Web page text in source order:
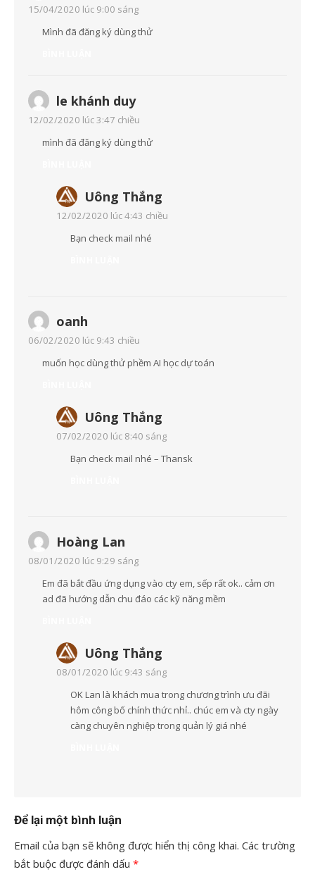
15/04/2020 lúc 9:00 sáng
Mình đã đăng ký dùng thử
le khánh duy
12/02/2020 lúc 3:47 chiều
mình đã đăng ký dùng thử
Uông Thắng
12/02/2020 lúc 4:43 chiều
Bạn check mail nhé
oanh
06/02/2020 lúc 9:43 chiều
muốn học dùng thử phềm AI học dự toán
Uông Thắng
07/02/2020 lúc 8:40 sáng
Bạn check mail nhé – Thansk
Hoàng Lan
08/01/2020 lúc 9:29 sáng
Em đã bắt đầu ứng dụng vào cty em, sếp rất ok.. cảm ơn
ad đã hướng dẫn chu đáo các kỹ năng mềm
Uông Thắng
08/01/2020 lúc 9:43 sáng
OK Lan là khách mua trong chương trình ưu đãi
hôm công bố chính thức nhỉ.. chúc em và cty ngày
càng chuyên nghiệp trong quản lý giá nhé
Để lại một bình luận
Email của bạn sẽ không được hiển thị công khai. Các trường
bắt buộc được đánh dấu *